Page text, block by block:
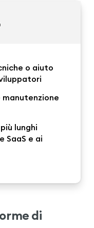
o aiuto
lunghi
e ai
di